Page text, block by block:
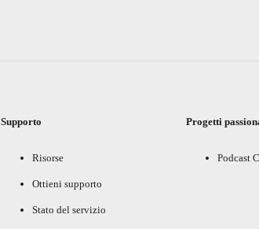
Supporto
Risorse
Ottieni supporto
Stato del servizio
Progetti
Podcast